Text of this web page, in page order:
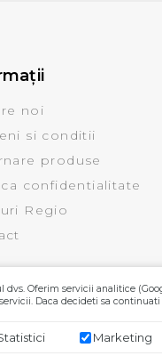
noi
si conditii
produse
confidentialitate
Regio
Oferim servicii analitice
Daca decideti sa
Marketing